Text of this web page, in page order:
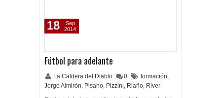
Fútbol para adelante
La Caldera del Diablo 0 formación,
Jorge Almirón, Pisano, Pizzini, Riaño, River
18
Sep
2014